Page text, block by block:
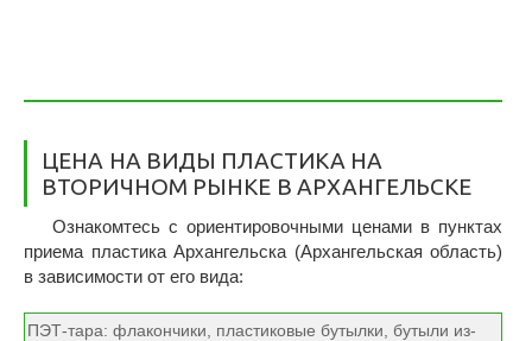
ЦЕНА НА ВИДЫ ПЛАСТИКА НА
ВТОРИЧНОМ РЫНКЕ В АРХАНГЕЛЬСКЕ
Ознакомтесь с ориентировочными ценами в пунктах
приема пластика Архангельска (Архангельская область)
в зависимости от его вида:
ПЭТ-тара: флакончики, пластиковые бутылки, бутыли из-